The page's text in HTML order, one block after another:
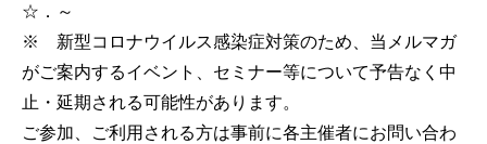
☆．～
※ 新型コロナウイルス感染症対策のため、当メルマガ
がご案内するイベント、セミナー等について予告なく中
止・延期される可能性があります。
ご参加、ご利用される方は事前に各主催者にお問い合わ